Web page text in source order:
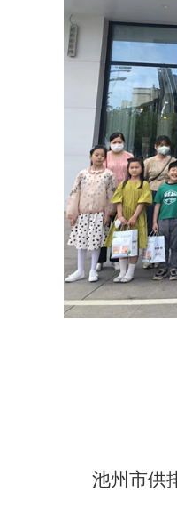
池州市供